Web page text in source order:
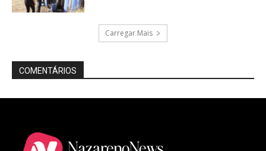
Carregar Mais
COMENTÁRIOS